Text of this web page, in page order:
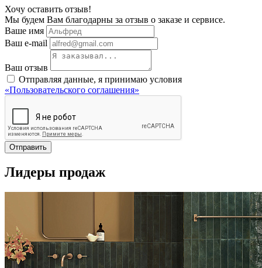
Хочу оставить отзыв!
Мы будем Вам благодарны за отзыв о заказе и сервисе.
Ваше имя
Ваш e-mail
Ваш отзыв
Отправляя данные, я принимаю условия
«Пользовательского соглашения»
Отправить
Лидеры продаж